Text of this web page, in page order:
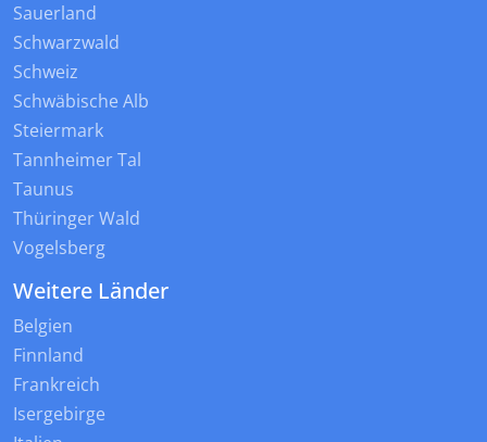
Sauerland
Schwarzwald
Schweiz
Schwäbische Alb
Steiermark
Tannheimer Tal
Taunus
Thüringer Wald
Vogelsberg
Weitere Länder
Belgien
Finnland
Frankreich
Isergebirge